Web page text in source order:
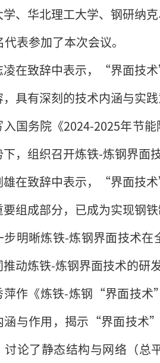
学、华北理工大学、钢研纳
代表参加了本次会议。
凌在致辞中表示，“界面技
，具有深刻的技术内涵与实
入国务院《2024-2025年节
下，组织召开炼铁-炼钢界面
雄在致辞中表示，“界面技
要组成部分，已成为实现钢
步明晰炼铁-炼钢界面技术
推动炼铁-炼钢界面技术的研
萍作《炼铁-炼钢“界面技
与作用，揭示“界面技术”
讨论了静态结构与网络（总